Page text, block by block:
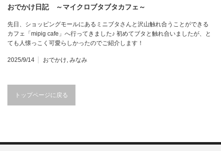
おでかけ日記 ～マイクロブタブタカフェ～
先日、ショッピングモールにあるミニブタさんと沢山触れ合うことができる
カフェ「mipig cafe」へ行ってきました♪ 初めてブタと触れ合いましたが、と
ても人懐っこく可愛らしかったのでご紹介します！
2025/9/14 おでかけ みなみ
トップページに戻る